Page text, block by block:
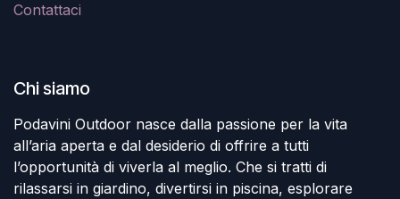
Contattaci
Chi siamo
Podavini Outdoor nasce dalla passione per la vita
all’aria aperta e dal desiderio di offrire a tutti
l’opportunità di viverla al meglio. Che si tratti di
rilassarsi in giardino, divertirsi in piscina, esplorare